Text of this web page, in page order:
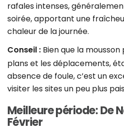
rafales intenses,
soirée, apportant une
chaleur de la journée.
Conseil : Bien que la
plans et les déplacements,
absence de foule, c’est un
visiter les sites un peu plus
Meilleure période: De
Février